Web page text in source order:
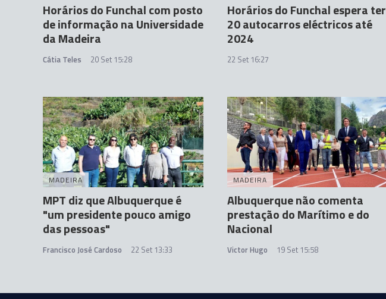
Horários do Funchal com posto
de informação na Universidade
da Madeira
Cátia Teles 20 Set 15:28
Horários do Funchal espera ter
20 autocarros eléctricos até
2024
22 Set 16:27
MADEIRA
MPT diz que Albuquerque é
"um presidente pouco amigo
das pessoas"
Francisco José Cardoso 22 Set 13:33
MADEIRA
Albuquerque não comenta
prestação do Marítimo e do
Nacional
Victor Hugo 19 Set 15:58